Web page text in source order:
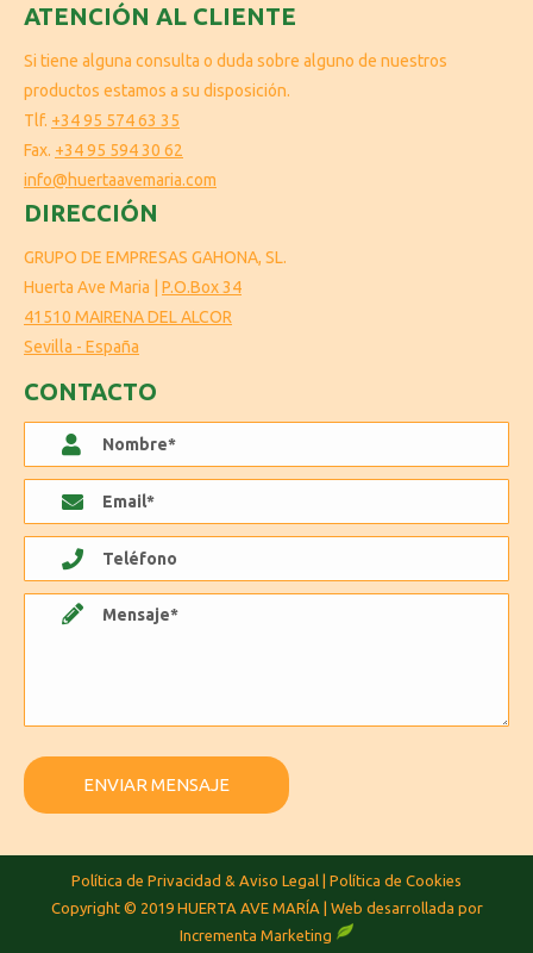
ATENCIÓN AL CLIENTE
Si tiene alguna consulta o duda sobre alguno de nuestros
productos estamos a su disposición.
Tlf. +34 95 574 63 35
Fax. +34 95 594 30 62
info@huertaavemaria.com
DIRECCIÓN
GRUPO DE EMPRESAS GAHONA, SL.
Huerta Ave Maria | P.O.Box 34
41510 MAIRENA DEL ALCOR
Sevilla - España
CONTACTO
Política de Privacidad & Aviso Legal
Política de Cookies
Copyright © 2019 HUERTA AVE MARÍA | Web desarrollada por
Incrementa Marketing